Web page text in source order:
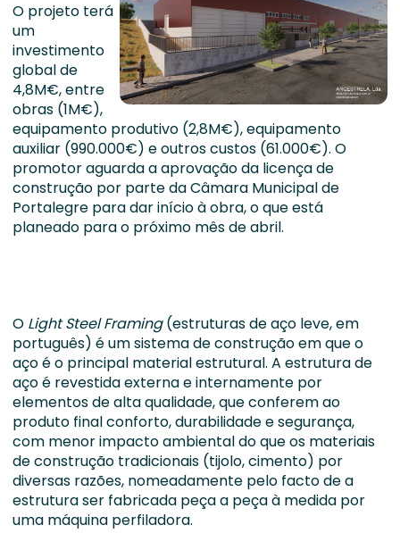
O projeto terá
um
investimento
global de
4,8M€, entre
obras (1M€),
equipamento produtivo (2,8M€), equipamento
auxiliar (990.000€) e outros custos (61.000€). O
promotor aguarda a aprovação da licença de
construção por parte da Câmara Municipal de
Portalegre para dar início à obra, o que está
planeado para o próximo mês de abril.
O Light Steel Framing(estruturas de aço leve, em
português) é um sistema de construção em que o
aço é o principal material estrutural. A estrutura de
aço é revestida externa e internamente por
elementos de alta qualidade, que conferem ao
produto final conforto, durabilidade e segurança,
com menor impacto ambiental do que os materiais
de construção tradicionais (tijolo, cimento) por
diversas razões, nomeadamente pelo facto de a
estrutura ser fabricada peça a peça à medida por
uma máquina perfiladora.